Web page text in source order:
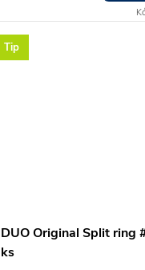
Tip
DUO Original Split ring
ks